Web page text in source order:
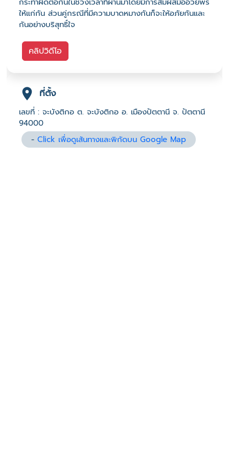
ให้แก่กัน ส่วนคู่กรณีที่มีความบาดหมางกันก็จะให้อภัยกันและ
กันอย่างบริสุทธิ์ใจ
คลิปวิดีโอ
ที่ตั้ง
เลขที่ : จะบังติกอ ต. จะบังติกอ อ. เมืองปัตตานี จ. ปัตตานี
94000
-Click เพื่อดูเส้นทางและพิกัดบน Google Map